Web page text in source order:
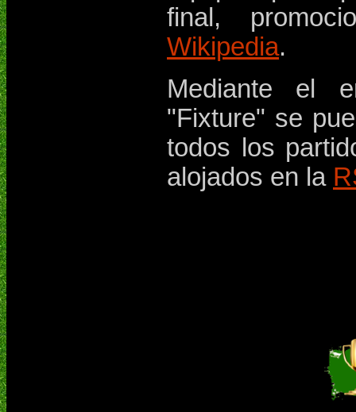
final,
Wikipedia.
Mediante el
"Fixture" se
todos los
alojados en la